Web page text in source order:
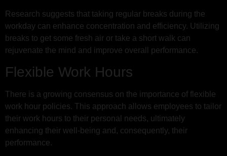
Research suggests that taking regular breaks during the
workday can enhance concentration and efficiency. Utilizing
breaks to get some fresh air or take a short walk can
rejuvenate the mind and improve overall performance.
Flexible Work Hours
There is a growing consensus on the importance of flexible
work hour policies. This approach allows employees to tailor
their work hours to their personal needs, ultimately
enhancing their well-being and, consequently, their
performance.